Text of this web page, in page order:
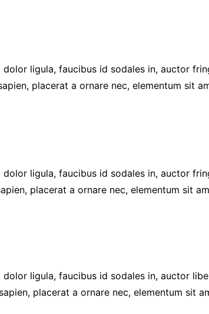
ligula, faucibus id sodales in, auctor
placerat a ornare nec, elementum sit
ligula, faucibus id sodales in, auctor
placerat a ornare nec, elementum sit
ligula, faucibus id sodales in, auctor
placerat a ornare nec, elementum sit